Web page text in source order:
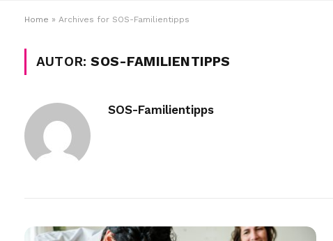
Home » Archives for SOS-Familientipps
AUTOR:SOS-FAMILIENTIPPS
SOS-Familientipps